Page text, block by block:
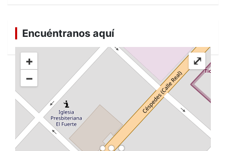
Encuéntranos aquí
+
−
⤢